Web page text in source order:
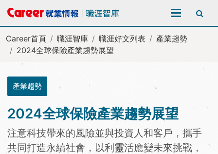
全站搜尋
Career首頁 職涯智庫 職涯好文列表
產業趨勢
2024全球保險產業趨勢展望
產業趨勢
2024全球保險產業趨勢展望
注意科技帶來的風險並與投資人和客戶，攜手
共同打造永續社會，以利靈活應變未來挑戰，